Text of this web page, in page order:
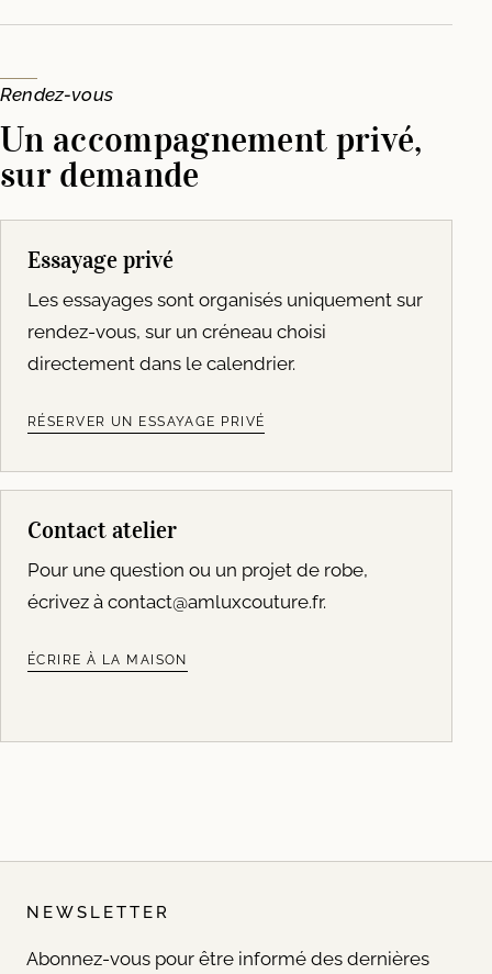
Rendez-vous
Un accompagnement privé,
sur demande
Essayage privé
Les essayages sont organisés uniquement sur
rendez-vous, sur un créneau choisi
directement dans le calendrier.
RÉSERVER UN ESSAYAGE PRIVÉ
Contact atelier
Pour une question ou un projet de robe,
écrivez à contact@amluxcouture.fr.
ÉCRIRE À LA MAISON
NEWSLETTER
Abonnez-vous pour être informé des dernières